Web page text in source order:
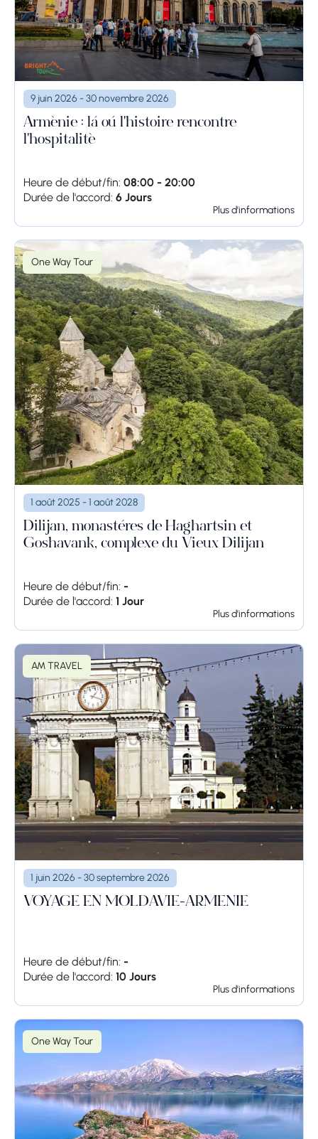
9 juin 2026 - 30 novembre 2026
Arménie : là où l'histoire rencontre
l'hospitalité
Heure de début/fin: 08:00 - 20:00
Durée de l'accord: 6 Jours
Plus d'informations
One Way Tour
1 août 2025 - 1 août 2028
Dilijan, monastères de Haghartsin et
Goshavank, complexe du Vieux Dilijan
Heure de début/fin: -
Durée de l'accord: 1 Jour
Plus d'informations
AM TRAVEL
1 juin 2026 - 30 septembre 2026
VOYAGE EN MOLDAVIE-ARMÉNIE
Heure de début/fin: -
Durée de l'accord: 10 Jours
Plus d'informations
One Way Tour